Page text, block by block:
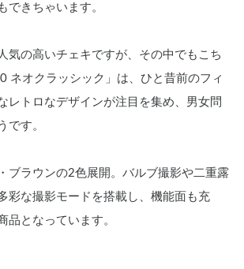
できちゃいます。
気の高いチェキですが、その中でもこち
ネオクラッシック」は、ひと昔前のフィ
レトロなデザインが注目を集め、男女問
です。
ブラウンの2色展開。バルブ撮影や二重露
彩な撮影モードを搭載し、機能面も充
品となっています。